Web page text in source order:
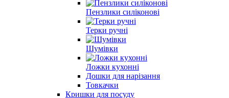
Пензлики силіконові
Терки ручні
Шумівки
Ложки кухонні
Дошки для нарізання
Товкачки
Кришки для посуду